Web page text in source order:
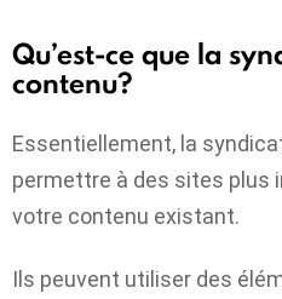
Qu’est-ce que la
contenu?
Essentiellement, la
permettre à des sites plus
votre contenu existant.
Ils peuvent utiliser des